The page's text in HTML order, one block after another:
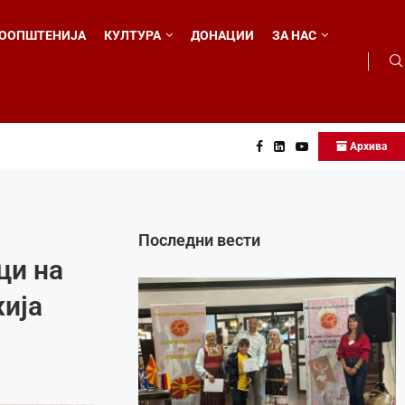
КУЛТУРА ДОНАЦИИ ЗА НАС
во...
Архива
на
Последни вести